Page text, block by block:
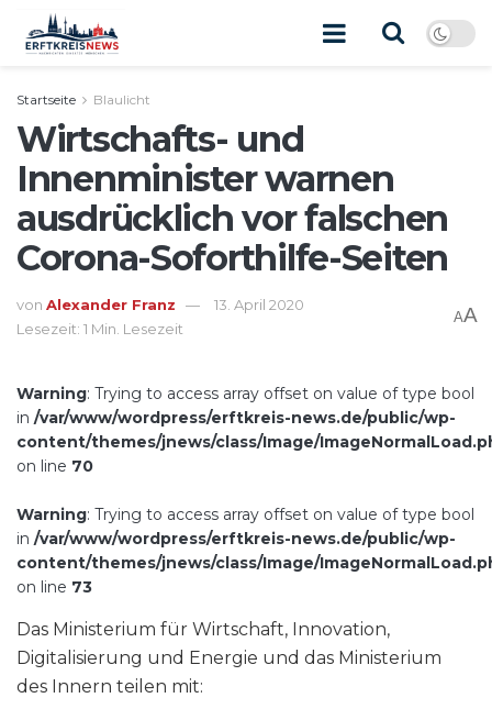
Startseite Blaulicht
Wirtschafts- und
Innenminister warnen
ausdrücklich vor falschen
Corona-Soforthilfe-Seiten
von Alexander Franz
13. April 2020
Lesezeit: 1 Min. Lesezeit
AA
Warning: Trying to access array offset on value of type bool
in /var/www/wordpress/erftkreis-news.de/public/wp-
content/themes/jnews/class/Image/
on line 70
Warning: Trying to access array offset on value of type bool
in /var/www/wordpress/erftkreis-news.de/public/wp-
content/themes/jnews/class/Image/
on line 73
Das Ministerium für Wirtschaft, Innovation,
Digitalisierung und Energie und das Ministerium
des Innern teilen mit: